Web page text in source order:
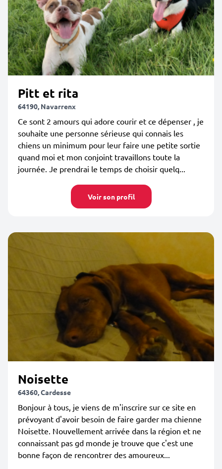
Pitt et rita
64190, Navarrenx
Ce sont 2 amours qui adore courir et ce dépenser , je
souhaite une personne sérieuse qui connais les
chiens un minimum pour leur faire une petite sortie
quand moi et mon conjoint travaillons toute la
journée. Je prendrai le temps de choisir quelq...
Voir son profil
Noisette
64360, Cardesse
Bonjour à tous, je viens de m'inscrire sur ce site en
prévoyant d'avoir besoin de faire garder ma chienne
Noisette. Nouvellement arrivée dans la région et ne
connaissant pas gd monde je trouve que c'est une
bonne façon de rencontrer des amoureux...